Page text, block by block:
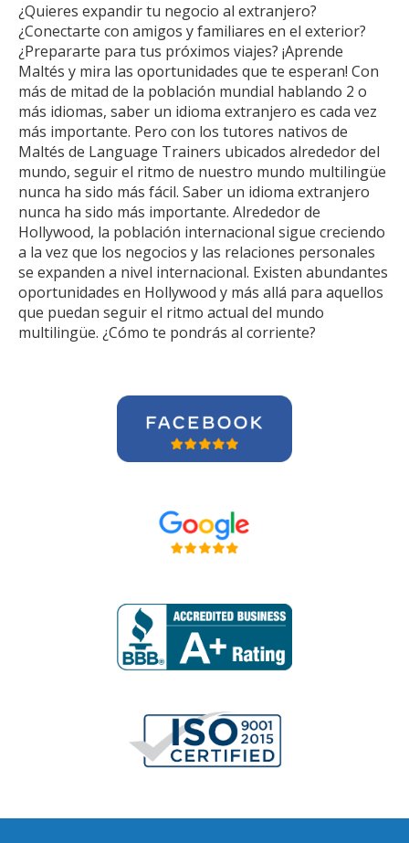
¿Quieres expandir tu negocio al extranjero?
¿Conectarte con amigos y familiares en el exterior?
¿Prepararte para tus próximos viajes? ¡Aprende
Maltés y mira las oportunidades que te esperan! Con
más de mitad de la población mundial hablando 2 o
más idiomas, saber un idioma extranjero es cada vez
más importante. Pero con los tutores nativos de
Maltés de Language Trainers ubicados alrededor del
mundo, seguir el ritmo de nuestro mundo multilingüe
nunca ha sido más fácil. Saber un idioma extranjero
nunca ha sido más importante. Alrededor de
Hollywood, la población internacional sigue creciendo
a la vez que los negocios y las relaciones personales
se expanden a nivel internacional. Existen abundantes
oportunidades en Hollywood y más allá para aquellos
que puedan seguir el ritmo actual del mundo
multilingüe. ¿Cómo te pondrás al corriente?